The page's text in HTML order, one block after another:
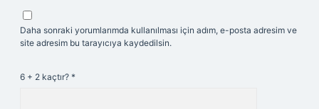
Daha sonraki yorumlarımda kullanılması için adım, e-posta adresim ve
site adresim bu tarayıcıya kaydedilsin.
6 + 2 kaçtır? *